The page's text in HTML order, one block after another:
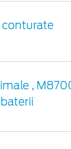
conturate
,